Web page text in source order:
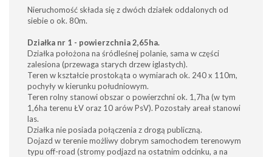
Nieruchomość składa się z dwóch działek oddalonych od
siebie o ok. 80m.
Działka nr 1 - powierzchnia 2,65ha.
Działka położona na śródleśnej polanie, sama w części
zalesiona (przewaga starych drzew iglastych).
Teren w kształcie prostokąta o wymiarach ok. 240 x 110m,
pochyły w kierunku południowym.
Teren rolny stanowi obszar o powierzchni ok. 1,7ha (w tym
1,6ha terenu ŁV oraz 10 arów PsV). Pozostały areał stanowi
las.
Działka nie posiada połączenia z drogą publiczną.
Dojazd w terenie możliwy dobrym samochodem terenowym
typu off-road (stromy podjazd na ostatnim odcinku, a na